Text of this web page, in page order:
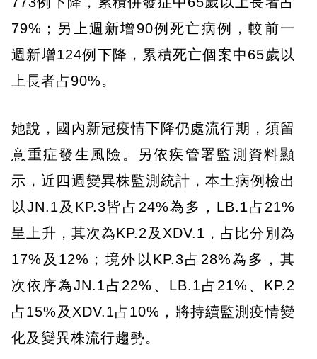
79%；另上週新增90例死亡病例，較前一
週新增124例下降，累積死亡個案中65歲以
上長者占90%。
她說，國內新冠疫情下降仍處流行期，須留
意重症發生風險。另依疾管署監測資料顯
示，近四週變異株監測統計，本土病例檢出
以JN.1及KP.3皆占24%為多，LB.1占21%
呈上升，其次為KP.2及XDV.1，占比分別為
17%及12%；境外以KP.3占28%為多，其
次依序為JN.1占22%、LB.1占21%、KP.2
占15%及XDV.1占10%，將持續監測疫情變
化及變異株流行趨勢。